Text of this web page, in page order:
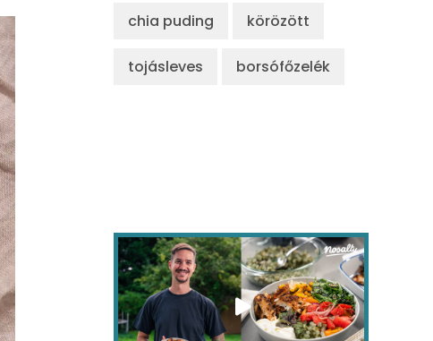
chia puding körözött
tojásleves borsófőzelék